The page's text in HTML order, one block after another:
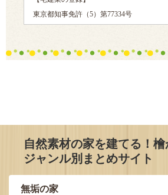
東京都知事免許（5）第77334号
自然素材の家を建てる！
ジャンル別まとめサイト
無垢の家